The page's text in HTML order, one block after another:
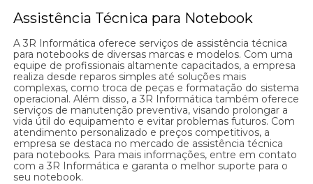
Assistência Técnica para Notebook
A 3R Informática oferece serviços de assistência técnica
para notebooks de diversas marcas e modelos. Com uma
equipe de profissionais altamente capacitados, a empresa
realiza desde reparos simples até soluções mais
complexas, como troca de peças e formatação do sistema
operacional. Além disso, a 3R Informática também oferece
serviços de manutenção preventiva, visando prolongar a
vida útil do equipamento e evitar problemas futuros. Com
atendimento personalizado e preços competitivos, a
empresa se destaca no mercado de assistência técnica
para notebooks. Para mais informações, entre em contato
com a 3R Informática e garanta o melhor suporte para o
seu notebook.